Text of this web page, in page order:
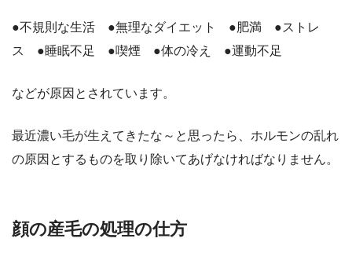
●不規則な生活 ●無理なダイエット ●肥満 ●ストレ
ス ●睡眠不足 ●喫煙 ●体の冷え ●運動不足
などが原因とされています。
最近濃い毛が生えてきたな～と思ったら、ホルモンの乱れ
の原因とするものを取り除いてあげなければなりません。
顔の産毛の処理の仕方